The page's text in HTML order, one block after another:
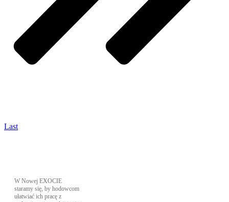
Last
W Nowej EXOCIE
staramy się, by hodowcom
ułatwiać ich pracę z